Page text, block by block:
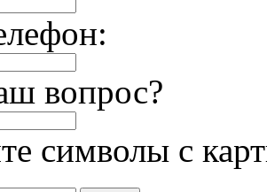
вопрос?
символы с